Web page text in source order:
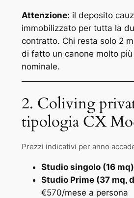
Attenzione: il deposito
immobilizzato per tutta la
contratto. Chi resta solo 2
di fatto un canone molto
nominale.
2. Coliving
tipologia CX
Prezzi indicativi per anno
Studio singolo (16
Studio Prime (37 mq,
€570/mese a persona